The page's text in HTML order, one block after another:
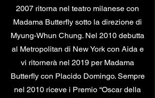
2007 ritorna nel teatro milanese con
Madama Butterfly sotto la direzione di
Myung-Whun Chung. Nel 2010 debutta
al Metropolitan di New York con Aida e
vi ritornerà nel 2019 per Madama
Butterfly con Placido Domingo. Sempre
nel 2010 riceve i Premio “Oscar della